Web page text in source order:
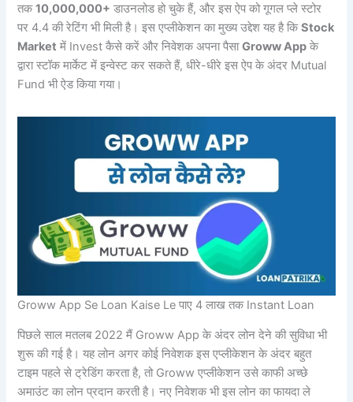
तक10,000,000+ डाउनलोड हो चुके हैं, और इस ऐप को गूगल प्ले स्टोर
पर 4.4 की रेटिंग भी मिली है। इस एप्लीकेशन का मुख्य उद्देश यह है किStock
Market में Invest कैसे करें और निवेशक अपना पैसाGroww App के
द्वारा स्टॉक मार्केट में इन्वेस्ट कर सकते हैं, धीरे-धीरे इस ऐप के अंदर Mutual
Fund भी ऐड किया गया।
Groww App Se Loan Kaise Le पाए 4 लाख तक Instant Loan
पिछले साल मतलब 2022 मैं Groww App के अंदर लोन देने की सुविधा भी
शुरू की गई है। यह लोन अगर कोई निवेशक इस एप्लीकेशन के अंदर बहुत
टाइम पहले से ट्रेडिंग करता है, तो Groww एप्लीकेशन उसे काफी अच्छे
अमाउंट का लोन प्रदान करती है। नए निवेशक भी इस लोन का फायदा ले